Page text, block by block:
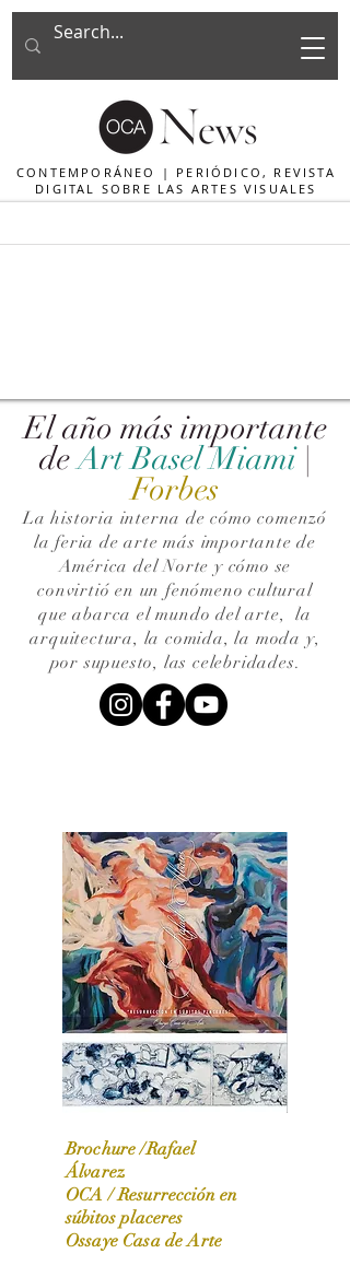
CONTEMPORÁNEO | PERIÓDICO, REVISTA
DIGITAL SOBRE LAS ARTES VISUALES
El año más importante
de Art Basel Miami |
Forbes
La historia interna de cómo comenzó
la feria de arte más importante de
América del Norte y cómo se
convirtió en un fenómeno cultural
que abarca el mundo del arte,la
arquitectura, la comida, la moda y,
por supuesto, las celebridades.
OCA|News 31 / Marzo-Abril / 2024
Brochure /Rafael
Álvarez
OCA /Resurrección en
súbitos placeres
Ossaye Casa de Arte